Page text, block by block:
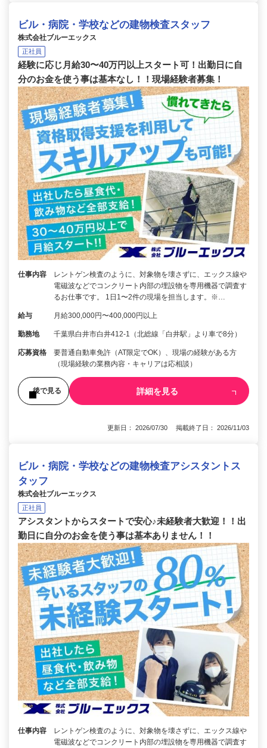
ビル・病院・学校などの建物検査スタッフ
株式会社ブルーエックス
正社員
経験に応じ月給30〜40万円以上スタート可！出勤日に自
分のお金を使う事は基本なし！！現場経験者募集！
仕事内容
レントゲン検査のように、対象物を壊さずに、エックス線や
電磁波などでコンクリート内部の埋設物を専用機器で調査す
るお仕事です。 1日1〜2件の現場を担当します。※…
給与 月給300,000円〜400,000円以上
勤務地 千葉県白井市白井412-1（北総線「白井駅」より車で8分）
応募資格
要普通自動車免許（AT限定でOK）、現場の経験がある方
（現場経験の業務内容・キャリアは応相談）
後で見る 詳細を見る
更新日： 2026/07/30 掲載終了日： 2026/11/03
ビル・病院・学校などの建物検査アシスタントス
タッフ
株式会社ブルーエックス
正社員
アシスタントからスタートで安心♪未経験者大歓迎！！出
勤日に自分のお金を使う事は基本ありません！！
仕事内容
レントゲン検査のように、対象物を壊さずに、エックス線や
電磁波などでコンクリート内部の埋設物を専用機器で調査す